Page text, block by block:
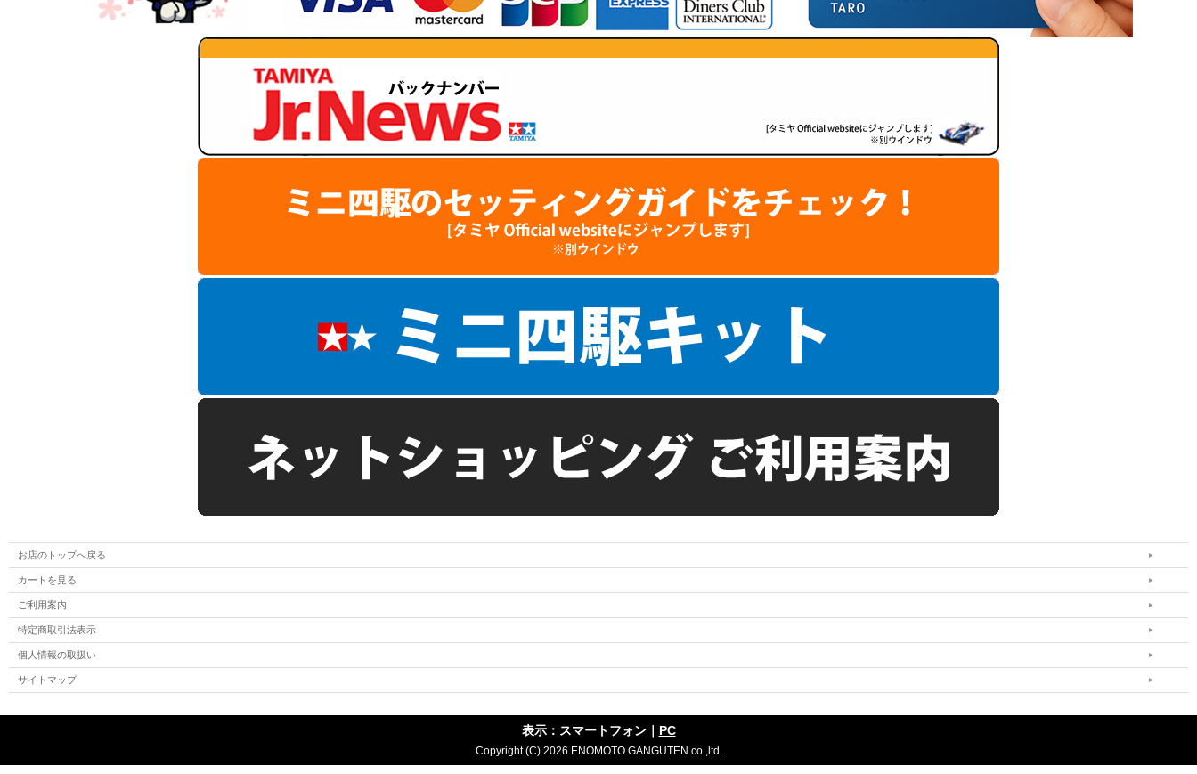
お店のトップへ戻る
カートを見る
ご利用案内
特定商取引法表示
個人情報の取扱い
サイトマップ
表示：スマートフォン｜ PC
Copyright (C) 2026 ENOMOTO GANGUTEN co.,ltd.